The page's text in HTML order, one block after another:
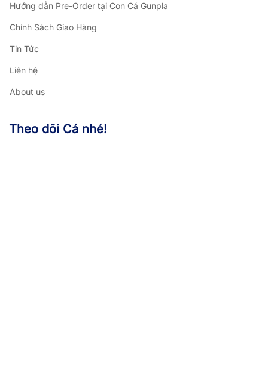
Hướng dẫn Pre-Order tại Con Cá Gunpla
Chính Sách Giao Hàng
Tin Tức
Liên hệ
About us
Theo dõi Cá nhé!